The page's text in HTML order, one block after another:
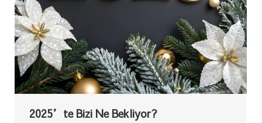
2025’te Bizi Ne Bekliyor?